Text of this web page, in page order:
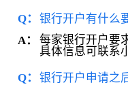
Q： 银行开户有什么
A：
每家银行开户要
具体信息可联系
Q： 银行开户申请之